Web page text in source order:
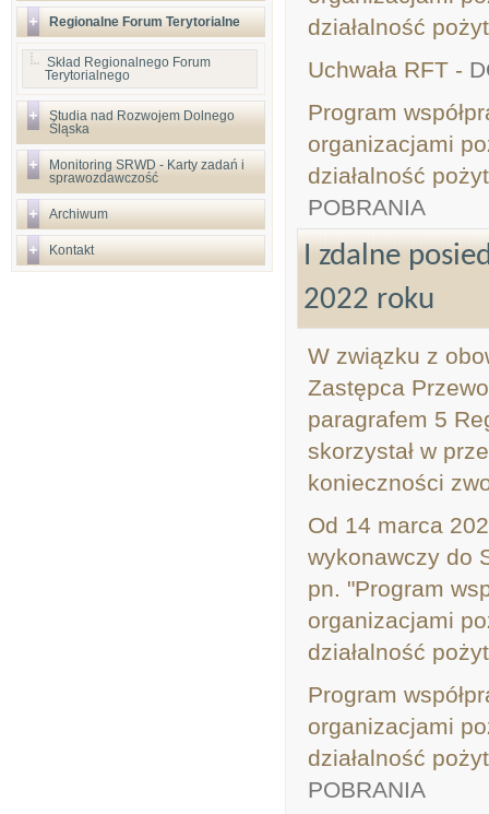
Regionalne Forum Terytorialne
Skład Regionalnego Forum
Terytorialnego
Studia nad Rozwojem Dolnego
Śląska
Monitoring SRWD - Karty zadań i
sprawozdawczość
Archiwum
Kontakt
działalność
Uchwała RFT -
Program
organizacjami
działalność
POBRANIA
I zdalne
2022 roku
W związku z
Zastępca
paragrafem 5
skorzystał w
konieczności
Od 14 marca
wykonawczy do
pn. "Program
organizacjami
działalność
Program
organizacjami
działalność
POBRANIA